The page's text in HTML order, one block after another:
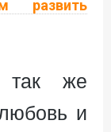
развить
так же
и